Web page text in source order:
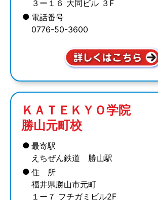
３ー１６ 大同ビル ３F
● 電話番号
0776-50-3600
ＫＡＴＥＫＹＯ学院
勝山元町校
● 最寄駅
えちぜん鉄道 勝山駅
● 住 所
福井県勝山市元町
１ー７ フチガミビル2F